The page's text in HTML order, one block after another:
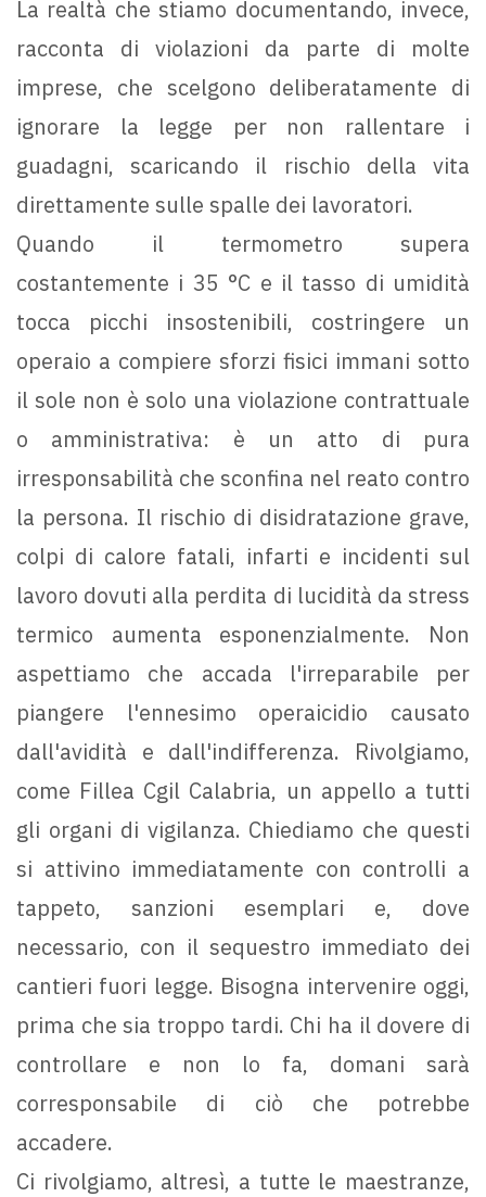
La realtà che stiamo documentando, invece,
racconta di violazioni da parte di molte
imprese, che scelgono deliberatamente di
ignorare la legge per non rallentare i
guadagni, scaricando il rischio della vita
direttamente sulle spalle dei lavoratori.
Quando il termometro supera
costantemente i 35 °C e il tasso di umidità
tocca picchi insostenibili, costringere un
operaio a compiere sforzi fisici immani sotto
il sole non è solo una violazione contrattuale
o amministrativa: è un atto di pura
irresponsabilità che sconfina nel reato contro
la persona. Il rischio di disidratazione grave,
colpi di calore fatali, infarti e incidenti sul
lavoro dovuti alla perdita di lucidità da stress
termico aumenta esponenzialmente. Non
aspettiamo che accada l'irreparabile per
piangere l'ennesimo operaicidio causato
dall'avidità e dall'indifferenza. Rivolgiamo,
come Fillea Cgil Calabria, un appello a tutti
gli organi di vigilanza. Chiediamo che questi
si attivino immediatamente con controlli a
tappeto, sanzioni esemplari e, dove
necessario, con il sequestro immediato dei
cantieri fuori legge. Bisogna intervenire oggi,
prima che sia troppo tardi. Chi ha il dovere di
controllare e non lo fa, domani sarà
corresponsabile di ciò che potrebbe
accadere.
Ci rivolgiamo, altresì, a tutte le maestranze,